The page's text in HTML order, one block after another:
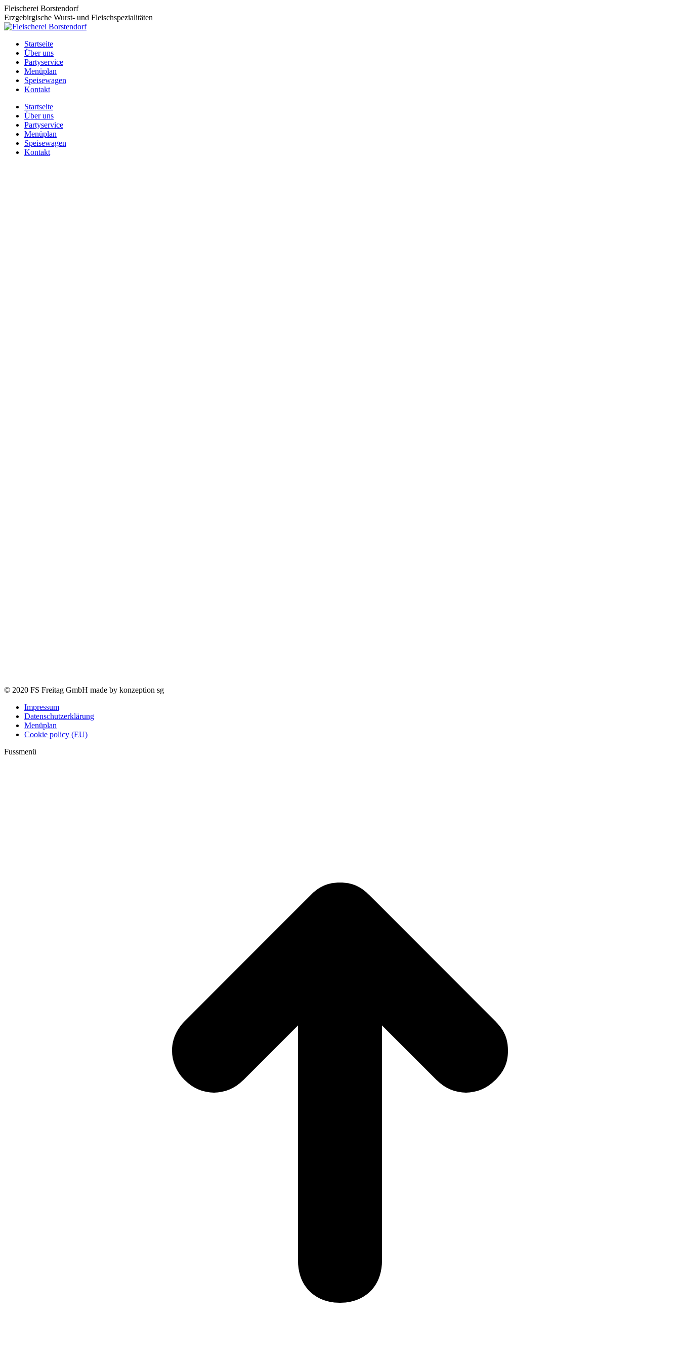
Zum
Inhalt
springen
Fleischerei Borstendorf
Erzgebirgische Wurst- und Fleischspezialitäten
Startseite
Über uns
Partyservice
Menüplan
Speisewagen
Kontakt
Startseite
Über uns
Partyservice
Menüplan
Speisewagen
Kontakt
© 2020 FS Freitag GmbH made by konzeption sg
Impressum
Datenschutzerklärung
Menüplan
Cookie policy (EU)
Fussmenü